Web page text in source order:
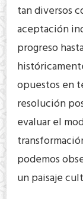
tan diversos
aceptación
progreso
opuestos en
resolución
evaluar el
podemos
un paisaje